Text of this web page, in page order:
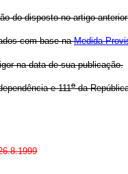
do disposto no artigo
com base naMedida
na data de sua publicação.
e 111oda